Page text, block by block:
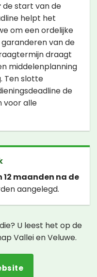
de start van de
helpt het
om een ordelijke
van de
draagt
middelenplanning
Ten slotte
de
voor alle
12 maanden na de
aangelegd.
U leest het op de
Vallei en Veluwe.